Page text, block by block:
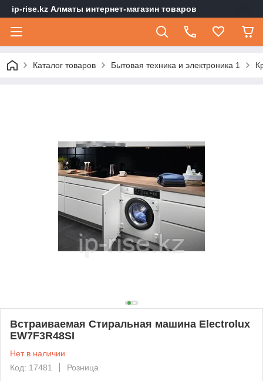
ip-rise.kz Алматы интернет-магазин товаров
Каталог товаров Бытовая техника и электроника 1
Встраиваемая Стиральная машина Electrolux
EW7F3R48SI
Нет в наличии
Код: 17481
Розница